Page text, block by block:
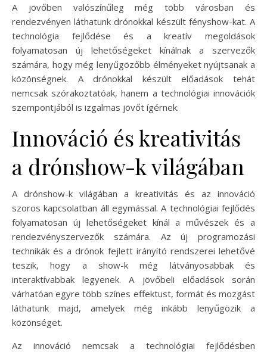
A jövőben valószínűleg még több városban és
rendezvényen láthatunk drónokkal készült fényshow-kat. A
technológia fejlődése és a kreatív megoldások
folyamatosan új lehetőségeket kínálnak a szervezők
számára, hogy még lenyűgözőbb élményeket nyújtsanak a
közönségnek. A drónokkal készült előadások tehát
nemcsak szórakoztatóak, hanem a technológiai innovációk
szempontjából is izgalmas jövőt ígérnek.
Innováció és kreativitás
a drónshow-k világában
A drónshow-k világában a kreativitás és az innováció
szoros kapcsolatban áll egymással. A technológiai fejlődés
folyamatosan új lehetőségeket kínál a művészek és a
rendezvényszervezők számára. Az új programozási
technikák és a drónok fejlett irányító rendszerei lehetővé
teszik, hogy a show-k még látványosabbak és
interaktívabbak legyenek. A jövőbeli előadások során
várhatóan egyre több színes effektust, formát és mozgást
láthatunk majd, amelyek még inkább lenyűgözik a
közönséget.
Az innováció nemcsak a technológiai fejlődésben